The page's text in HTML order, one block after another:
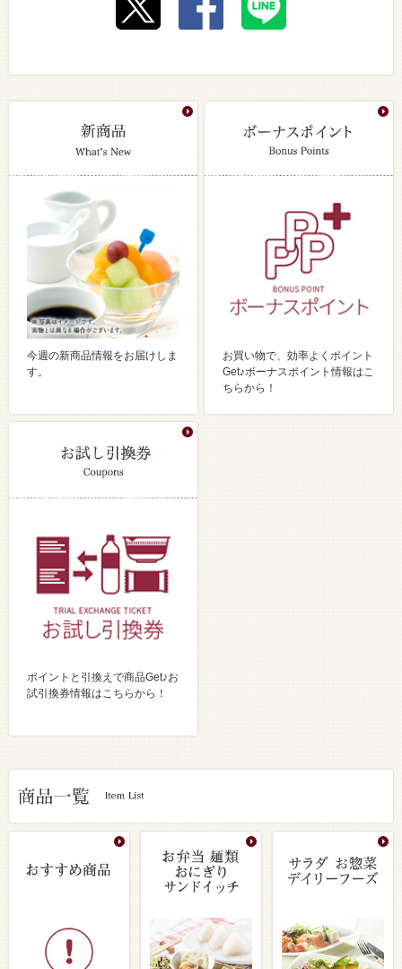
今週の新商品情報をお届けしま
す。
お買い物で、効率よくポイント
Get♪ボーナスポイント情報はこ
ちらから！
ポイントと引換えで商品Get♪お
試引換券情報はこちらから！